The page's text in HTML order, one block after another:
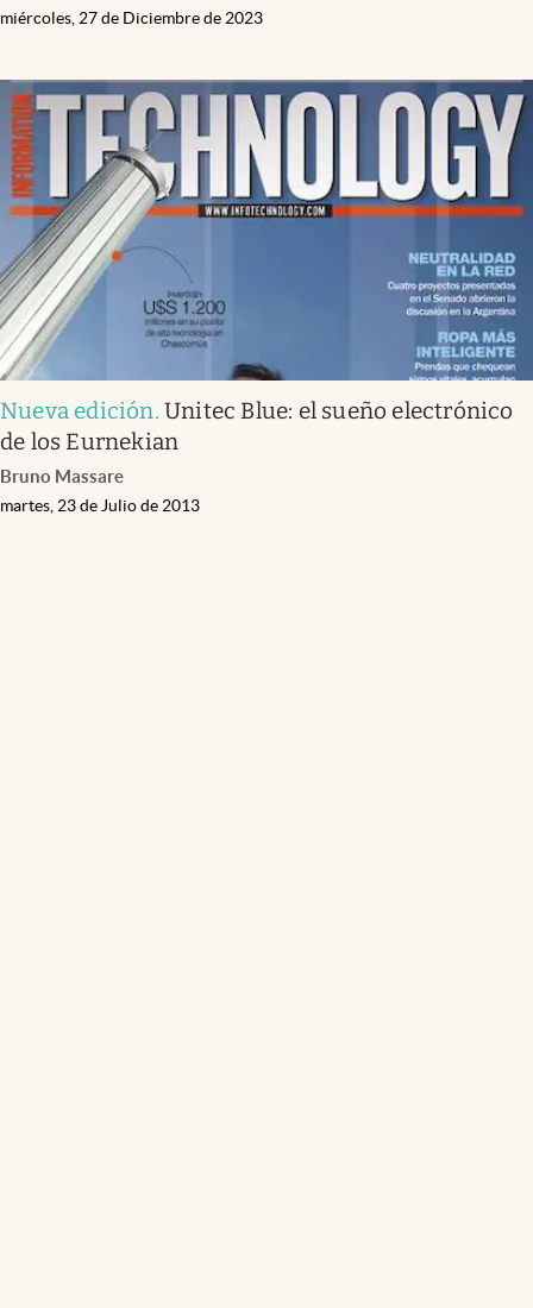
miércoles, 27 de Diciembre de 2023
Nueva edición.Unitec Blue: el sueño electrónico
de los Eurnekian
Bruno Massare
martes, 23 de Julio de 2013